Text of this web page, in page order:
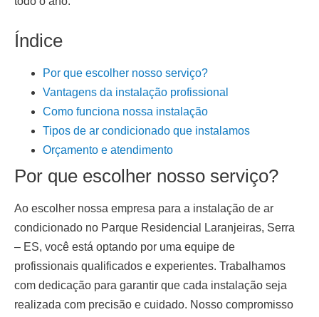
Índice
Por que escolher nosso serviço?
Vantagens da instalação profissional
Como funciona nossa instalação
Tipos de ar condicionado que instalamos
Orçamento e atendimento
Por que escolher nosso serviço?
Ao escolher nossa empresa para a instalação de ar
condicionado no Parque Residencial Laranjeiras, Serra
– ES, você está optando por uma equipe de
profissionais qualificados e experientes. Trabalhamos
com dedicação para garantir que cada instalação seja
realizada com precisão e cuidado. Nosso compromisso